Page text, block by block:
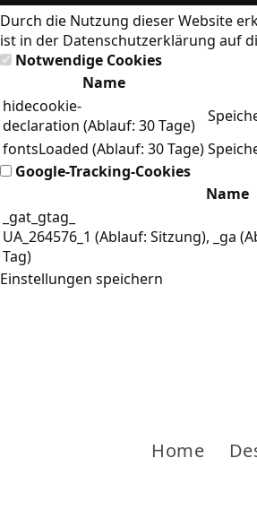
Durch die Nutzung dieser Website
ist in der Datenschutzerklärung auf
Notwendige Cookies
Name
hidecookie-
declaration (Ablauf: 30 Tage)
fontsLoaded (Ablauf: 30 Tage)
Google-Tracking-Cookies
Name
_gat_gtag_
UA_264576_1 (Ablauf: Sitzung), _ga
Tag)
Einstellungen speichern
Home